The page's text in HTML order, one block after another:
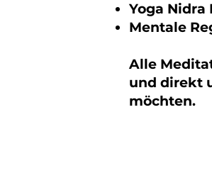
Yoga
Mentale
Alle
und direkt
möchten.